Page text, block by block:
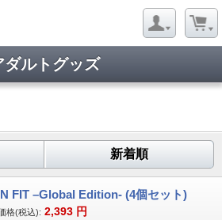
ダルトグッズ
新着順
FIT –Global Edition- (4個セット)
格(税込): 2,393 円